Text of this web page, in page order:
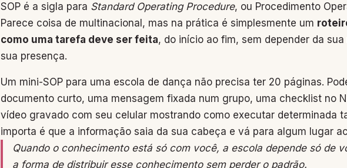
SOP é a sigla para Standard Operating Procedure, ou Procedimento
Parece coisa de multinacional, mas na prática é simplesmente um
como uma tarefa deve ser feita, do início ao fim, sem depender da
sua presença.
Um mini-SOP para uma escola de dança não precisa ter 20 páginas.
documento curto, uma mensagem fixada num grupo, uma checklist no
vídeo gravado com seu celular mostrando como executar determinada
importa é que a informação saia da sua cabeça e vá para algum lugar
Quando o conhecimento está só com você, a escola depende só de
a forma de distribuir esse conhecimento sem perder o padrão.